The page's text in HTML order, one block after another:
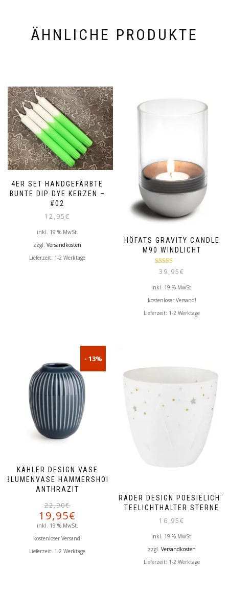
ÄHNLICHE PRODUKTE
4ER SET HANDGEFÄRBTE
BUNTE DIP DYE KERZEN –
#02
12,95€
inkl. 19 % MwSt.
zzgl. Versandkosten
Lieferzeit: 1-2 Werktage
HÖFATS GRAVITY CANDLE
M90 WINDLICHT
Bewertet mit
5.00 von 5
39,95€
inkl. 19 % MwSt.
kostenloser Versand!
Lieferzeit: 1-2 Werktage
KÄHLER DESIGN VASE
BLUMENVASE HAMMERSHOI
ANTHRAZIT
- 13%
22,90€
Ursprünglicher
19,95€
Aktueller
inkl. 19 % MwSt.
kostenloser Versand!
Lieferzeit: 1-2 Werktage
RÄDER DESIGN POESIELICHT
TEELICHTHALTER STERNE
16,95€
inkl. 19 % MwSt.
zzgl. Versandkosten
Lieferzeit: 1-2 Werktage